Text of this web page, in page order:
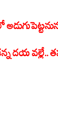
దయ వల్లే..